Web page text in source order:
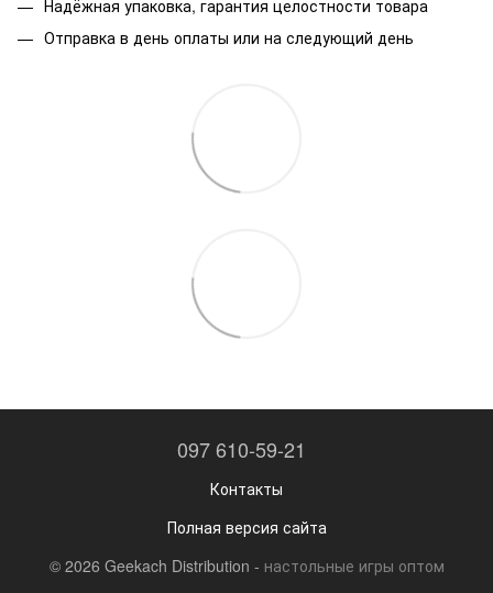
Надёжная упаковка, гарантия целостности товара
Отправка в день оплаты или на следующий день
097 610-59-21
Контакты
Полная версия сайта
© 2026 Geekach Distribution - настольные игры оптом